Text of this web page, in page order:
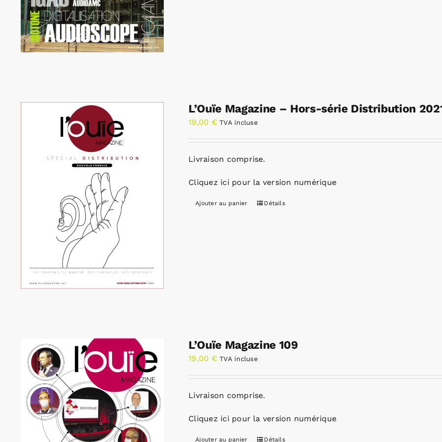
L’Ouïe Magazine – Hors-série Distribution
19,00 € TVA incluse
Livraison comprise.
Cliquez ici pour la version numérique
Ajouter au panier Détails
L’Ouïe Magazine 109
19,00 € TVA incluse
Livraison comprise.
Cliquez ici pour la version numérique
Ajouter au panier Détails